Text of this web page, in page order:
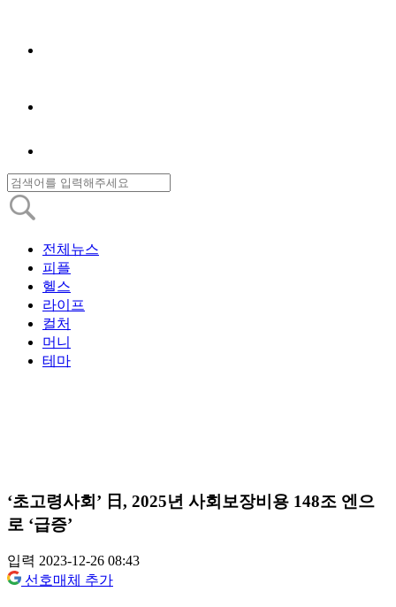
전체뉴스
피플
헬스
라이프
컬처
머니
테마
‘초고령사회’ 日, 2025년 사회보장비용 148조 엔으
로 ‘급증’
입력 2023-12-26 08:43
선호매체 추가